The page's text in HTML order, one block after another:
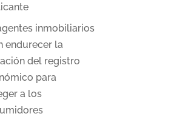
inmobiliarios
endurecer la
del registro
para
a los